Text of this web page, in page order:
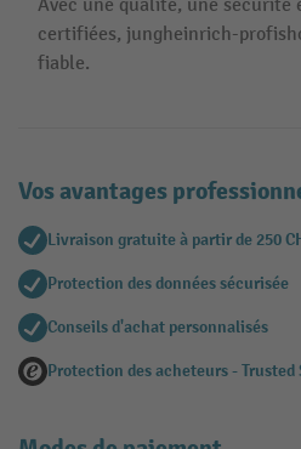
Avec une qualité, une sécurité
certifiées, jungheinrich-
fiable.
Vos avantages
Livraison gratuite à partir de 250
Protection des données sécurisée
Conseils d'achat personnalisés
Protection des acheteurs - Trusted